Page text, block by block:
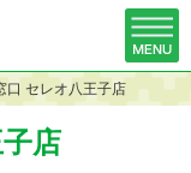
口 セレオ八王子店
店